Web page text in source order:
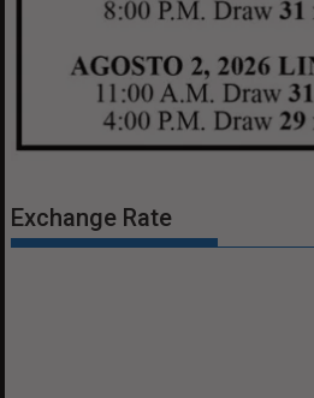
Exchange Rate